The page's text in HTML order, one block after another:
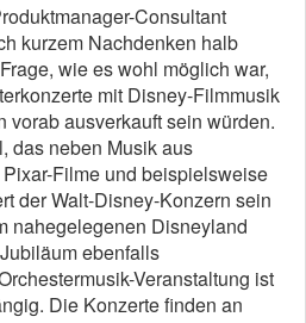
Consultant
kurzem Nachdenken halb
wie es wohl möglich war,
mit Disney-Filmmusik
vorab ausverkauft sein würden.
das neben Musik aus
Filme und beispielsweise
der Walt-Disney-Konzern sein
nahegelegenen Disneyland
ebenfalls
Veranstaltung ist
Die Konzerte finden an